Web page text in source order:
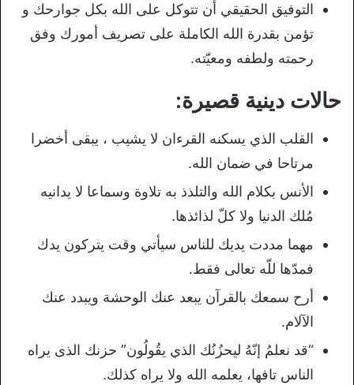
التوفيق الحقيقي أن تتوكل على الله بكل جوارحك و
تؤمن بقدرة الله الكاملة على تصريف أمورك وفق
رحمته ولطفه ومعيّته.
حالات دينية قصيرة:
القلب الذي يسكنه القرءان لا يشيب ، يبقى أخضرا
مرتاحا في ضمان الله.
الأنس بكلام الله والتلذذ به تلاوة وسماعا لا يدانيه
مُلك الدنيا ولا كلّ لذائذها.
مهما مددت يديك للناس سيأتي وقت يتركون يدك
فمدّها للّه تعالى فقط.
أرح سمعك بالقرآن يبعد عنك الوحشة ويبدد عنك
الآلام.
“قد نعلمُ إنّهُ ليحزُنُك الذي يقُولُون” حزنك الذى يراه
الناس تافها، يعلمه الله ولا يراه كذلك.